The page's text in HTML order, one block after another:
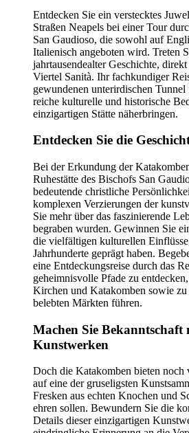
Entdecken Sie ein verstecktes
Straßen Neapels bei einer Tour
San Gaudioso, die sowohl auf
Italienisch angeboten wird. Treten
jahrtausendealter Geschichte,
Viertel Sanità. Ihr fachkundiger
gewundenen unterirdischen
reiche kulturelle und historische
einzigartigen Stätte näherbringen.
Entdecken Sie die
Bei der Erkundung der
Ruhestätte des Bischofs San
bedeutende christliche
komplexen Verzierungen der
Sie mehr über das faszinierende
begraben wurden. Gewinnen Sie
die vielfältigen kulturellen
Jahrhunderte geprägt haben.
eine Entdeckungsreise durch das
geheimnisvolle Pfade zu
Kirchen und Katakomben sowie
belebten Märkten führen.
Machen Sie Bekanntschaft
Kunstwerken
Doch die Katakomben bieten noch
auf eine der gruseligsten
Fresken aus echten Knochen und
ehren sollen. Bewundern Sie die
Details dieser einzigartigen